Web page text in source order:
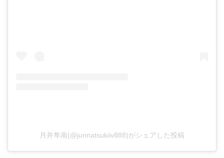
月井隼南(@junnatsukiiv888)がシェアした投稿